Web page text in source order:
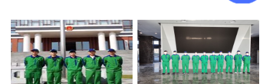
求。资质优势团队优势分
支优势优吸环保是一棵正
茁壮成长的树，只要我们
人人都爱护她、珍惜她、
【东莞美豪雅致酒店】室
内空气治理项目东莞美豪
雅致酒店 东莞美豪雅
学广州校区室内空气治
理 工程案例地址：广
州南沙区·香港科技大学(广